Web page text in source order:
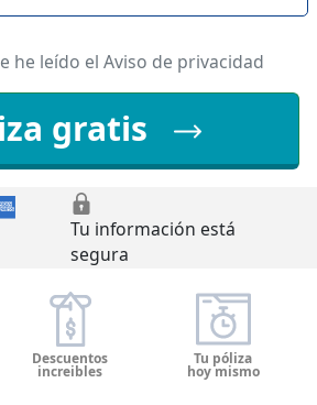
he leído el Aviso de privacidad
gratis
Tu información está
segura
Descuentos
increibles
Tu póliza
hoy mismo